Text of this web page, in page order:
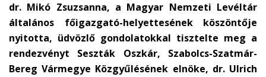
dr. Mikó Zsuzsanna, a Magyar Nemzeti Levéltár
általános főigazgató-helyettesének köszöntője
nyitotta, üdvözlő gondolatokkal tisztelte meg a
rendezvényt Seszták Oszkár, Szabolcs-Szatmár-
Bereg Vármegye Közgyűlésének elnöke, dr. Ulrich